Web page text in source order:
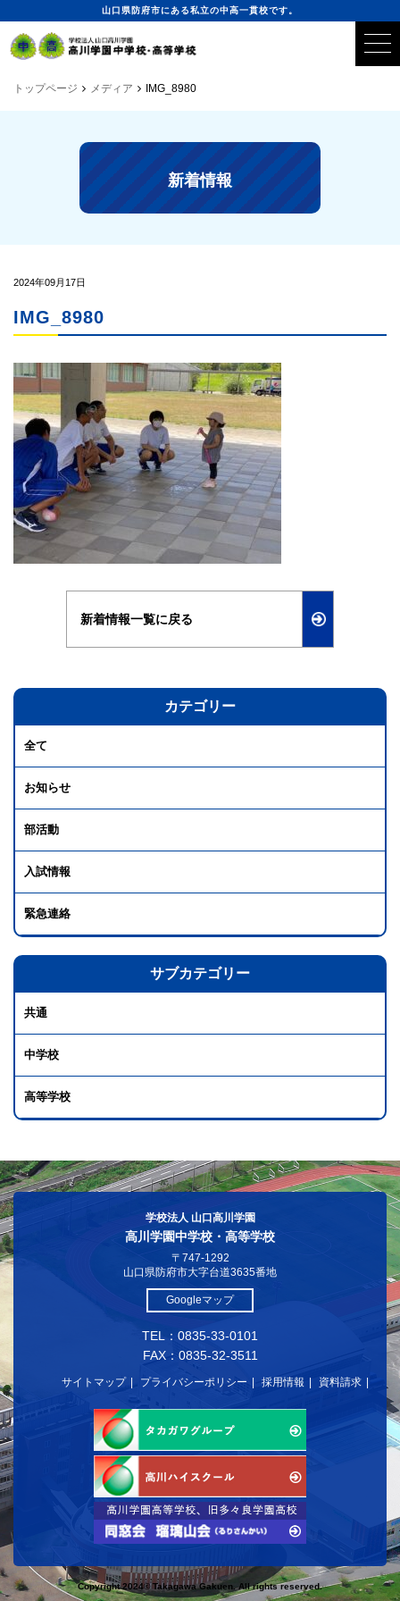
山口県防府市にある私立の中高一貫校です。
トップページ メディア IMG_8980
新着情報
2024年09月17日
IMG_8980
新着情報一覧に戻る
カテゴリー
全て
お知らせ
部活動
入試情報
緊急連絡
サブカテゴリー
共通
中学校
高等学校
学校法人 山口高川学園
高川学園中学校・高等学校
〒747-1292
山口県防府市大字台道3635番地
Googleマップ
TEL：0835-33-0101
FAX：0835-32-3511
サイトマップ プライバシーポリシー 採用情報 資料請求
Copyright 2024© Takagawa Gakuen. All rights reserved.